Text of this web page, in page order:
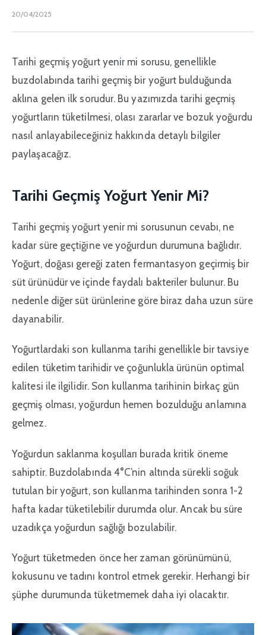
20/04/2025
Tarihi geçmiş yoğurt yenir mi sorusu, genellikle
buzdolabında tarihi geçmiş bir yoğurt bulduğunda
aklına gelen ilk sorudur. Bu yazımızda tarihi geçmiş
yoğurtların tüketilmesi, olası zararlar ve bozuk yoğurdu
nasıl anlayabileceğiniz hakkında detaylı bilgiler
paylaşacağız.
Tarihi Geçmiş Yoğurt Yenir Mi?
Tarihi geçmiş yoğurt yenir mi sorusunun cevabı, ne
kadar süre geçtiğine ve yoğurdun durumuna bağlıdır.
Yoğurt, doğası gereği zaten fermantasyon geçirmiş bir
süt ürünüdür ve içinde faydalı bakteriler bulunur. Bu
nedenle diğer süt ürünlerine göre biraz daha uzun süre
dayanabilir.
Yoğurtlardaki son kullanma tarihi genellikle bir tavsiye
edilen tüketim tarihidir ve çoğunlukla ürünün optimal
kalitesi ile ilgilidir. Son kullanma tarihinin birkaç gün
geçmiş olması, yoğurdun hemen bozulduğu anlamına
gelmez.
Yoğurdun saklanma koşulları burada kritik öneme
sahiptir. Buzdolabında 4°C’nin altında sürekli soğuk
tutulan bir yoğurt, son kullanma tarihinden sonra 1-2
hafta kadar tüketilebilir durumda olur. Ancak bu süre
uzadıkça yoğurdun sağlığı bozulabilir.
Yoğurt tüketmeden önce her zaman görünümünü,
kokusunu ve tadını kontrol etmek gerekir. Herhangi bir
şüphe durumunda tüketmemek daha iyi olacaktır.